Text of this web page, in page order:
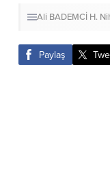
Ali BADEMCİ H.
Paylaş